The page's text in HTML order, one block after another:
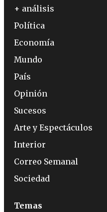
+ análisis
Política
Economía
Mundo
País
Opinión
Sucesos
Arte y Espectáculos
Interior
Correo Semanal
Sociedad
Temas